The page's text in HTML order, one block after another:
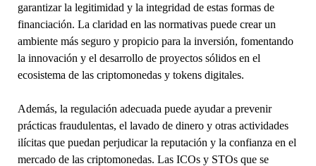
garantizar la legitimidad y la integridad de estas formas de
financiación. La claridad en las normativas puede crear un
ambiente más seguro y propicio para la inversión, fomentando
la innovación y el desarrollo de proyectos sólidos en el
ecosistema de las criptomonedas y tokens digitales.
Además, la regulación adecuada puede ayudar a prevenir
prácticas fraudulentas, el lavado de dinero y otras actividades
ilícitas que puedan perjudicar la reputación y la confianza en el
mercado de las criptomonedas. Las ICOs y STOs que se